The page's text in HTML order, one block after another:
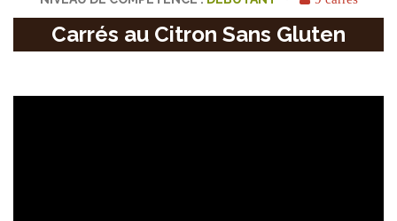
Carrés au Citron Sans Gluten